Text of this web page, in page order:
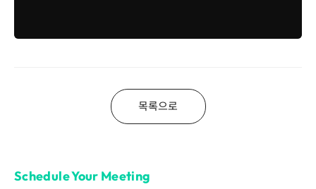
aview Modeler
Notice
REQUEST A DEMO목록으로
Schedule Your Meeting